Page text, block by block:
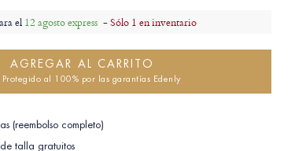
el 12 agosto express -Sólo 1 en inventario
AGREGAR AL CARRITO
Protegido al 100% por las garantías Edenly
(reembolso completo)
talla gratuitos